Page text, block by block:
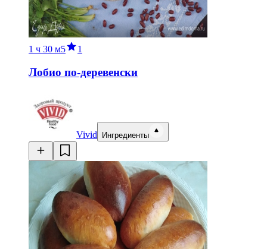
1 ч 30 м5 1
Лобио по-деревенски
Vivid Ингредиенты